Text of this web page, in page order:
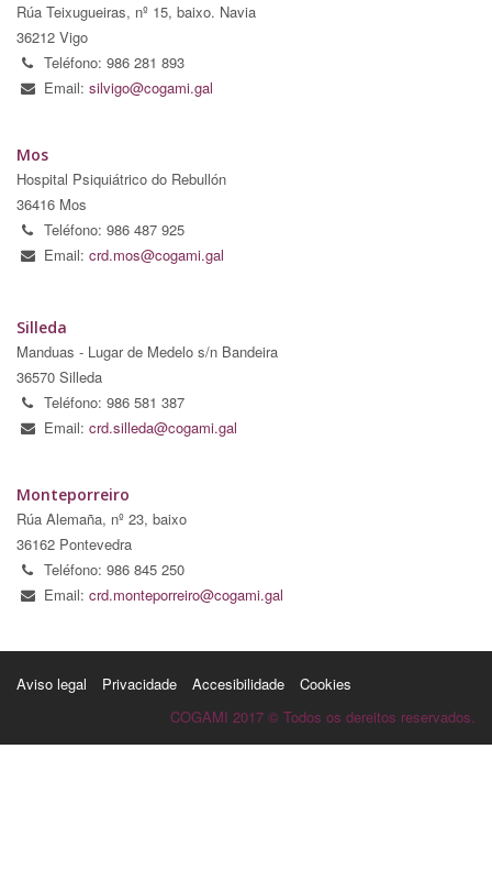
Rúa Teixugueiras, nº 15, baixo. Navia
36212 Vigo
Teléfono: 986 281 893
Email: silvigo@cogami.gal
Mos
Hospital Psiquiátrico do Rebullón
36416 Mos
Teléfono: 986 487 925
Email: crd.mos@cogami.gal
Silleda
Manduas - Lugar de Medelo s/n Bandeira
36570 Silleda
Teléfono: 986 581 387
Email: crd.silleda@cogami.gal
Monteporreiro
Rúa Alemaña, nº 23, baixo
36162 Pontevedra
Teléfono: 986 845 250
Email: crd.monteporreiro@cogami.gal
Aviso legal Privacidade Accesibilidade
Cookies
COGAMI 2017 © Todos os dereitos reservados.